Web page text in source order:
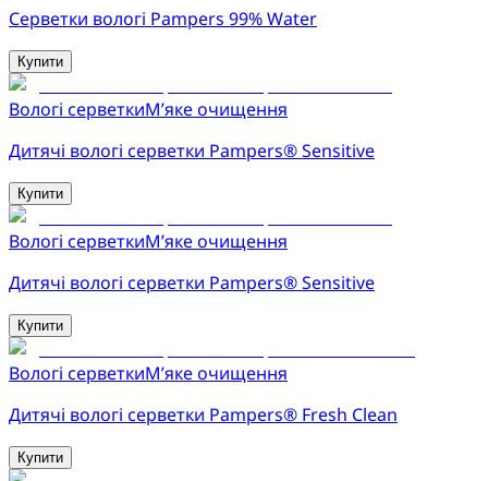
Серветки вологі Pampers 99% Water
Купити
Вологі серветкиМ’яке очищення
Дитячі вологі серветки Pampers® Sensitive
Купити
Вологі серветкиМ’яке очищення
Дитячі вологі серветки Pampers® Sensitive
Купити
Вологі серветкиМ’яке очищення
Дитячі вологі серветки Pampers® Fresh Clean
Купити